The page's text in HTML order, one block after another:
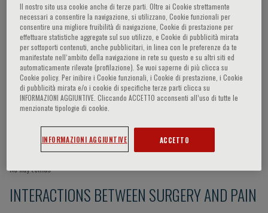
Participaciones del ponente
No hay temas
INTERACTIONS BETWEEN SURGERY AND PAIN
Il nostro sito usa cookie anche di terze parti. Oltre ai Cookie strettamente
necessari a consentire la navigazione, si utilizzano, Cookie funzionali per
consentire una migliore fruibilità di navigazione, Cookie di prestazione per
effettuare statistiche aggregate sul suo utilizzo, e Cookie di pubblicità mirata
per sottoporti contenuti, anche pubblicitari, in linea con le preferenze da te
manifestate nell‘ambito della navigazione in rete su questo e su altri siti ed
automaticamente rilevate (profilazione). Se vuoi saperne di più clicca su
Cookie policy. Per inibire i Cookie funzionali, i Cookie di prestazione, i Cookie
di pubblicità mirata e/o i cookie di specifiche terze parti clicca su
INFORMAZIONI AGGIUNTIVE. Cliccando ACCETTO acconsenti all’uso di tutte le
menzionate tipologie di cookie.
INFORMAZIONI AGGIUNTIVE ACCETTO